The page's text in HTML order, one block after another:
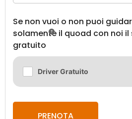
Se non vuoi o non puoi
solamente il quoad con noi il
gratuito
Driver Gratuito
PRENOTA